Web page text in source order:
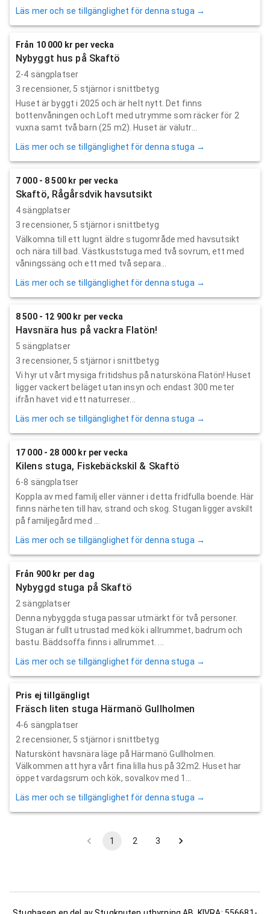
Läs mer och se tillgänglighet för denna stuga →
Från 10 000 kr per vecka
Nybyggt hus på Skaftö
2-4 sängplatser
3 recensioner, 5 stjärnor i snittbetyg
Huset är byggt i 2025 och är helt nytt. Det finns
bottenvåningen och Loft med utrymme som räcker för 2
vuxna samt två barn (25 m2). Huset är välutr...
Läs mer och se tillgänglighet för denna stuga →
7 000 - 8 500 kr per vecka
Skaftö, Rågårsdvik havsutsikt
4 sängplatser
3 recensioner, 5 stjärnor i snittbetyg
Välkomna till ett lugnt äldre stugområde med havsutsikt
och nära till bad. Västkuststuga med två sovrum, ett med
våningssäng och ett med två separa...
Läs mer och se tillgänglighet för denna stuga →
8 500 - 12 900 kr per vecka
Havsnära hus på vackra Flatön!
5 sängplatser
3 recensioner, 5 stjärnor i snittbetyg
Vi hyr ut vårt mysiga fritidshus på natursköna Flatön! Huset
ligger vackert beläget utan insyn och endast 300 meter
ifrån havet vid ett naturreser...
Läs mer och se tillgänglighet för denna stuga →
17 000 - 28 000 kr per vecka
Kilens stuga, Fiskebäckskil & Skaftö
6-8 sängplatser
Koppla av med familj eller vänner i detta fridfulla boende. Här
finns närheten till hav, strand och skog. Stugan ligger avskilt
på familjegård med ...
Läs mer och se tillgänglighet för denna stuga →
Från 900 kr per dag
Nybyggd stuga på Skaftö
2 sängplatser
Denna nybyggda stuga passar utmärkt för två personer.
Stugan är fullt utrustad med kök i allrummet, badrum och
bastu. Bäddsoffa finns i allrummet. ...
Läs mer och se tillgänglighet för denna stuga →
Pris ej tillgängligt
Fräsch liten stuga Härmanö Gullholmen
4-6 sängplatser
2 recensioner, 5 stjärnor i snittbetyg
Naturskönt havsnära läge på Härmanö Gullholmen.
Välkommen att hyra vårt fina lilla hus på 32m2. Huset har
öppet vardagsrum och kök, sovalkov med 1...
Läs mer och se tillgänglighet för denna stuga →
1 2 3